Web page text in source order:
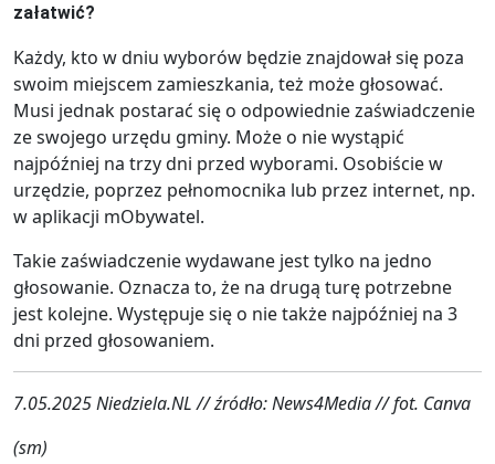
załatwić?
Każdy, kto w dniu wyborów będzie znajdował się poza
swoim miejscem zamieszkania, też może głosować.
Musi jednak postarać się o odpowiednie zaświadczenie
ze swojego urzędu gminy. Może o nie wystąpić
najpóźniej na trzy dni przed wyborami. Osobiście w
urzędzie, poprzez pełnomocnika lub przez internet, np.
w aplikacji mObywatel.
Takie zaświadczenie wydawane jest tylko na jedno
głosowanie. Oznacza to, że na drugą turę potrzebne
jest kolejne. Występuje się o nie także najpóźniej na 3
dni przed głosowaniem.
7.05.2025 Niedziela.NL // źródło: News4Media // fot. Canva
(sm)